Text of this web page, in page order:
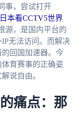
事，尝试打开
本看CCTV5世界
源，是国内平台的
无法访问。而解决
回国加速器。今
育赛事的正确姿
说自由。
痛点：那